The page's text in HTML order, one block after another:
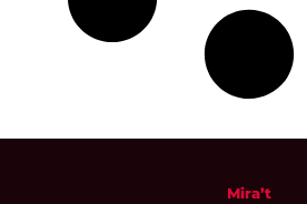
Mira’t